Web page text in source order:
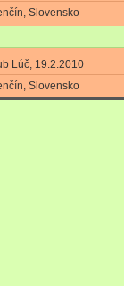
Slovensko
Lúč, 19.2.2010
Slovensko